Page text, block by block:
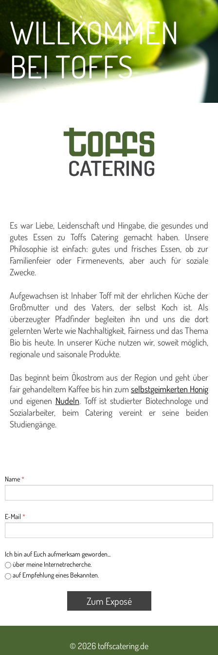
WILLKOMMEN
BEI TOFFS
Es war Liebe, Leidenschaft und Hingabe, die gesundes und
gutes Essen zu Toffs Catering gemacht haben. Unsere
Philosophie ist einfach: gutes und frisches Essen, ob zur
Familienfeier oder Firmenevents, aber auch für soziale
Zwecke.
Aufgewachsen ist Inhaber Toff mit der ehrlichen Küche der
Großmutter und des Vaters, der selbst Koch ist. Als
überzeugter Pfadfinder begleiten ihn und uns die dort
gelernten Werte wie Nachhaltigkeit, Fairness und das Thema
Bio bis heute. In unserer Küche nutzen wir, soweit möglich,
regionale und saisonale Produkte.
Das beginnt beim Ökostrom aus der Region und geht über
fair gehandeltem Kaffee bis hin zum selbstgeimkerten Honig
und eigenen Nudeln. Toff ist studierter Biotechnologe und
Sozialarbeiter, beim Catering vereint er seine beiden
Studiengänge.
Name*
E-Mail *
Ich bin auf Euch aufmerksam geworden...
über meine Internetrecherche.
auf Empfehlung eines Bekannten.
Zum Exposé
© 2026 toffscatering.de